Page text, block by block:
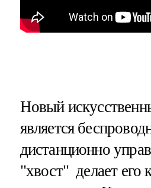
Новый
является
дистанционно
"хвост" делает его